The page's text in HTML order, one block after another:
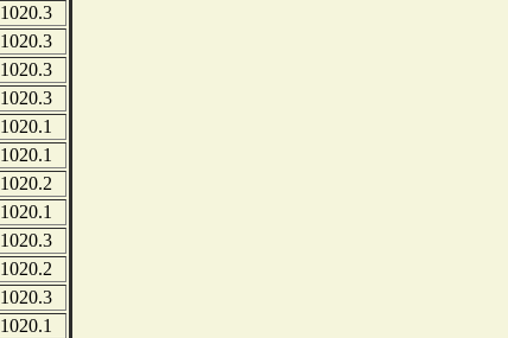
1020.3
1020.3
1020.3
1020.3
1020.1
1020.1
1020.2
1020.1
1020.3
1020.2
1020.3
1020.1